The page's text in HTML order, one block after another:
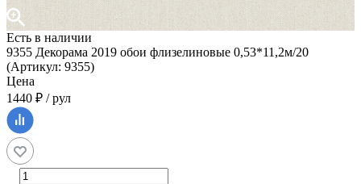
Есть в наличии
9355 Декорама 2019 обои флизелиновые 0,53*11,2м/20
(Артикул: 9355)
Цена
1440 ₽ / рул